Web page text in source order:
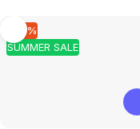
SUMMER SALE
–10 %